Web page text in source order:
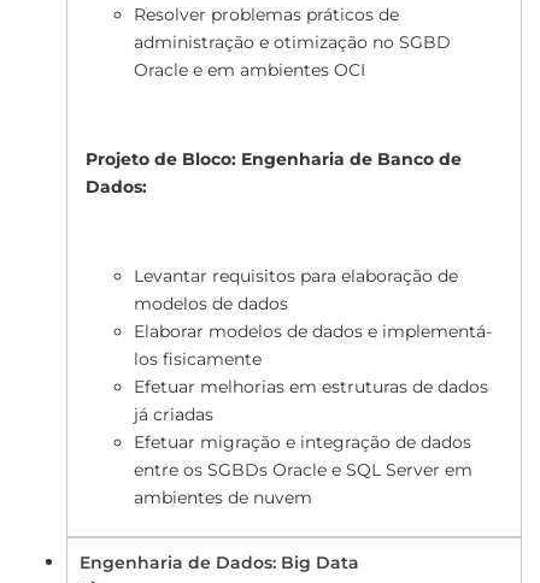
Resolver problemas práticos de
administração e otimização no SGBD
Oracle e em ambientes OCI
Projeto de Bloco: Engenharia de Banco de
Dados:
Levantar requisitos para elaboração de
modelos de dados
Elaborar modelos de dados e implementá-
los fisicamente
Efetuar melhorias em estruturas de dados
já criadas
Efetuar migração e integração de dados
entre os SGBDs Oracle e SQL Server em
ambientes de nuvem
Engenharia de Dados: Big Data